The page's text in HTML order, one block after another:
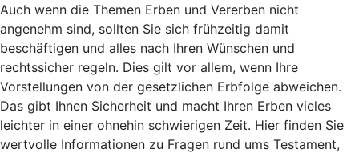
Auch wenn die Themen Erben und Vererben nicht
angenehm sind, sollten Sie sich frühzeitig damit
beschäftigen und alles nach Ihren Wünschen und
rechtssicher regeln. Dies gilt vor allem, wenn Ihre
Vorstellungen von der gesetzlichen Erbfolge abweichen.
Das gibt Ihnen Sicherheit und macht Ihren Erben vieles
leichter in einer ohnehin schwierigen Zeit. Hier finden Sie
wertvolle Informationen zu Fragen rund ums Testament,